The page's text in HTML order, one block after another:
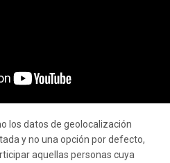
los datos de geolocalización
y no una opción por defecto,
aquellas personas cuya